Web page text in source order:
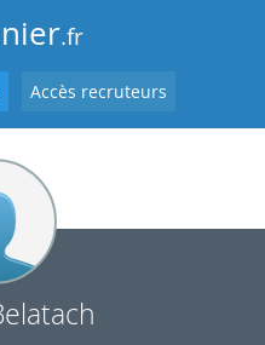
.fr
Accès recruteurs